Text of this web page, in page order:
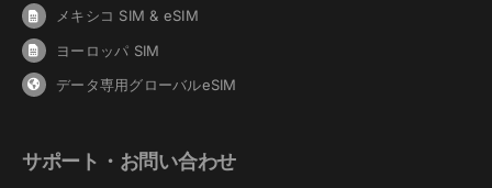
メキシコ SIM & eSIM
ヨーロッパ SIM
データ専用グローバルeSIM
サポート・お問い合わせ